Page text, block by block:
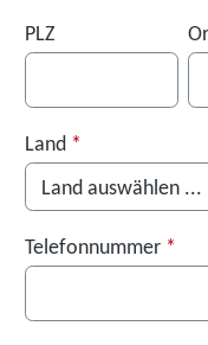
PLZ
Land *
Telefonnummer *